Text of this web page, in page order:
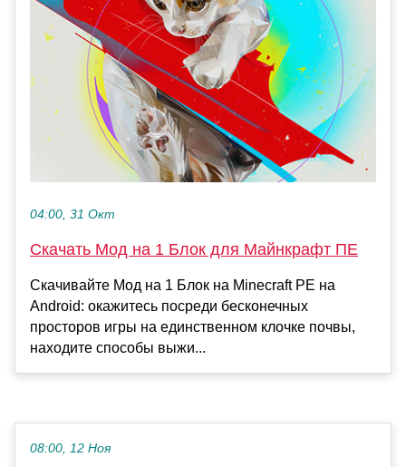
04:00, 31 Окт
Скачать Мод на 1 Блок для Майнкрафт ПЕ
Скачивайте Мод на 1 Блок на Minecraft PE на
Android: окажитесь посреди бесконечных
просторов игры на единственном клочке почвы,
находите способы выжи...
08:00, 12 Ноя